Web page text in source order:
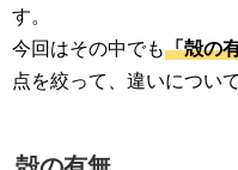
す。
今回はその中でも「殻の
点を絞って、違いについ